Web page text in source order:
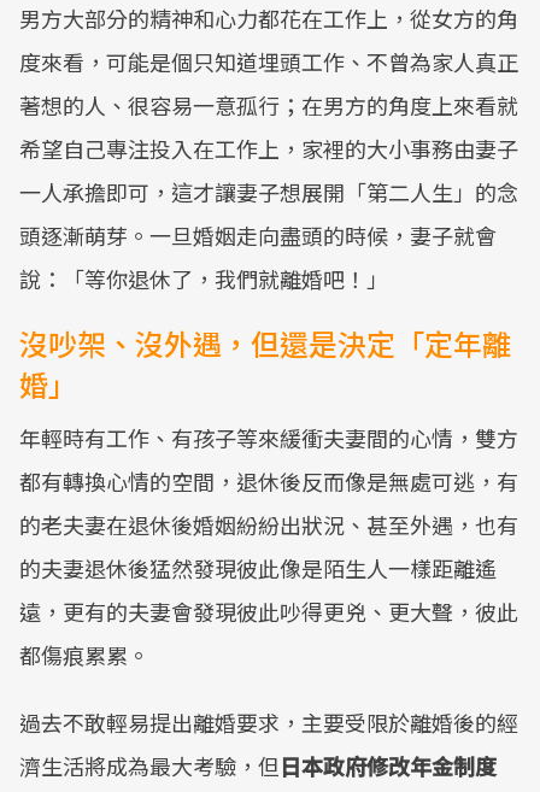
男方大部分的精神和心力都花在工作上，從女方的角
度來看，可能是個只知道埋頭工作、不曾為家人真正
著想的人、很容易一意孤行；在男方的角度上來看就
希望自己專注投入在工作上，家裡的大小事務由妻子
一人承擔即可，這才讓妻子想展開「第二人生」的念
頭逐漸萌芽。一旦婚姻走向盡頭的時候，妻子就會
說：「等你退休了，我們就離婚吧！」
沒吵架、沒外遇，但還是決定「定年離
婚」
年輕時有工作、有孩子等來緩衝夫妻間的心情，雙方
都有轉換心情的空間，退休後反而像是無處可逃，有
的老夫妻在退休後婚姻紛紛出狀況、甚至外遇，也有
的夫妻退休後猛然發現彼此像是陌生人一樣距離遙
遠，更有的夫妻會發現彼此吵得更兇、更大聲，彼此
都傷痕累累。
過去不敢輕易提出離婚要求，主要受限於離婚後的經
濟生活將成為最大考驗，但日本政府修改年金制度